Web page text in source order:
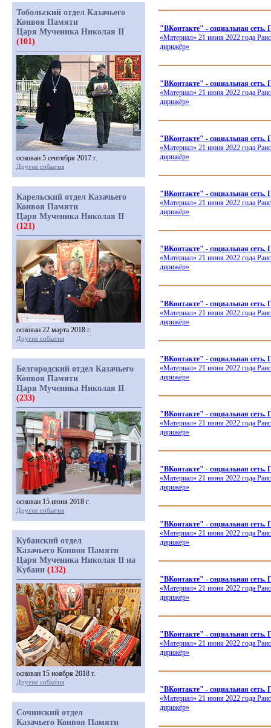
"ВКонтакте" - социальная
«Материал» 21 июня 2022 года
дирижёр»
"ВКонтакте" - социальная
«Материал» 21 июня 2022 года
дирижёр»
"ВКонтакте" - социальная
«Материал» 21 июня 2022 года
дирижёр»
"ВКонтакте" - социальная
«Материал» 21 июня 2022 года
дирижёр»
"ВКонтакте" - социальная
«Материал» 21 июня 2022 года
дирижёр»
"ВКонтакте" - социальная сеть.
«Материал» 21 июня 2022 года
дирижёр»
"ВКонтакте" - социальная
«Материал» 21 июня 2022 года
дирижёр»
"ВКонтакте" - социальная
«Материал» 21 июня 2022 года
дирижёр»
"ВКонтакте" - социальная
«Материал» 21 июня 2022 года
дирижёр»
"ВКонтакте" - социальная
«Материал» 21 июня 2022 года
дирижёр»
"ВКонтакте" - социальная
«Материал» 21 июня 2022 года
дирижёр»
"ВКонтакте" - социальная
«Материал» 21 июня 2022 года
дирижёр»
"ВКонтакте" - социальная
«Материал» 21 июня 2022 года
дирижёр»
Тобольский отдел Казачьего
Конвоя Памяти
Царя Мученика Николая II
(101)
основан 5 сентября 2017 г.
Другие события
Карельский отдел Казачьего
Конвоя Памяти
Царя Мученика Николая II
(121)
основан 22 марта 2018 г.
Другие события
Белгородский отдел Казачьего
Конвоя Памяти
Царя Мученика Николая II
(233)
основан 15 июня 2018 г.
Другие события
Кубанский отдел
Казачьего Конвоя Памяти
Царя Мученика Николая II на
Кубани (132)
основан 15 ноября 2018 г.
Другие события
Сочинский отдел
Казачьего Конвоя Памяти